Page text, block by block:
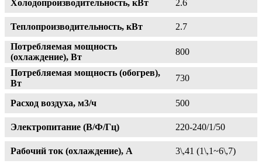
Холодопроизводительность, кВт 2.6
Теплопроизводительность, кВт
2.7
Потребляемая мощность
(охлаждение), Вт
800
Потребляемая мощность (обогрев),
Вт
730
Расход воздуха, м3/ч 500
Электропитание (В/Ф/Гц) 220-240/1/50
Рабочий ток (охлаждение), А 3\,41 (1\,1~6\,7)